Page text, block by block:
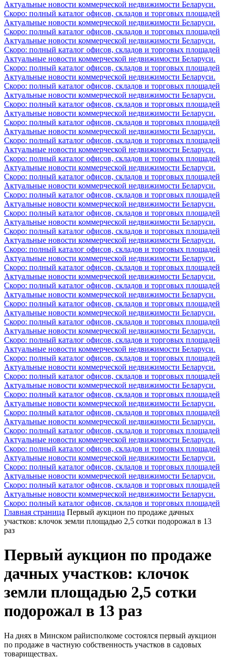
Актуальные новости коммерческой недвижимости Беларуси.
Скоро: полный каталог офисов, складов и торговых площадей
Актуальные новости коммерческой недвижимости Беларуси.
Скоро: полный каталог офисов, складов и торговых площадей
Актуальные новости коммерческой недвижимости Беларуси.
Скоро: полный каталог офисов, складов и торговых площадей
Актуальные новости коммерческой недвижимости Беларуси.
Скоро: полный каталог офисов, складов и торговых площадей
Актуальные новости коммерческой недвижимости Беларуси.
Скоро: полный каталог офисов, складов и торговых площадей
Актуальные новости коммерческой недвижимости Беларуси.
Скоро: полный каталог офисов, складов и торговых площадей
Актуальные новости коммерческой недвижимости Беларуси.
Скоро: полный каталог офисов, складов и торговых площадей
Актуальные новости коммерческой недвижимости Беларуси.
Скоро: полный каталог офисов, складов и торговых площадей
Актуальные новости коммерческой недвижимости Беларуси.
Скоро: полный каталог офисов, складов и торговых площадей
Актуальные новости коммерческой недвижимости Беларуси.
Скоро: полный каталог офисов, складов и торговых площадей
Актуальные новости коммерческой недвижимости Беларуси.
Скоро: полный каталог офисов, складов и торговых площадей
Актуальные новости коммерческой недвижимости Беларуси.
Скоро: полный каталог офисов, складов и торговых площадей
Актуальные новости коммерческой недвижимости Беларуси.
Скоро: полный каталог офисов, складов и торговых площадей
Актуальные новости коммерческой недвижимости Беларуси.
Скоро: полный каталог офисов, складов и торговых площадей
Актуальные новости коммерческой недвижимости Беларуси.
Скоро: полный каталог офисов, складов и торговых площадей
Актуальные новости коммерческой недвижимости Беларуси.
Скоро: полный каталог офисов, складов и торговых площадей
Актуальные новости коммерческой недвижимости Беларуси.
Скоро: полный каталог офисов, складов и торговых площадей
Актуальные новости коммерческой недвижимости Беларуси.
Скоро: полный каталог офисов, складов и торговых площадей
Актуальные новости коммерческой недвижимости Беларуси.
Скоро: полный каталог офисов, складов и торговых площадей
Актуальные новости коммерческой недвижимости Беларуси.
Скоро: полный каталог офисов, складов и торговых площадей
Актуальные новости коммерческой недвижимости Беларуси.
Скоро: полный каталог офисов, складов и торговых площадей
Актуальные новости коммерческой недвижимости Беларуси.
Скоро: полный каталог офисов, складов и торговых площадей
Актуальные новости коммерческой недвижимости Беларуси.
Скоро: полный каталог офисов, складов и торговых площадей
Актуальные новости коммерческой недвижимости Беларуси.
Скоро: полный каталог офисов, складов и торговых площадей
Актуальные новости коммерческой недвижимости Беларуси.
Скоро: полный каталог офисов, складов и торговых площадей
Актуальные новости коммерческой недвижимости Беларуси.
Скоро: полный каталог офисов, складов и торговых площадей
Актуальные новости коммерческой недвижимости Беларуси.
Скоро: полный каталог офисов, складов и торговых площадей
Актуальные новости коммерческой недвижимости Беларуси.
Скоро: полный каталог офисов, складов и торговых площадей
Главная страница Первый аукцион по продаже дачных
участков: клочок земли площадью 2,5 сотки подорожал в 13
раз
Первый аукцион по продаже
дачных участков: клочок
земли площадью 2,5 сотки
подорожал в 13 раз
На днях в Минском райисполкоме состоялся первый аукцион
по продаже в частную собственность участков в садовых
товариществах.